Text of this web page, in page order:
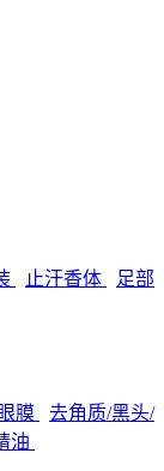
止汗香体
足部
膜
去角质/黑头/
油